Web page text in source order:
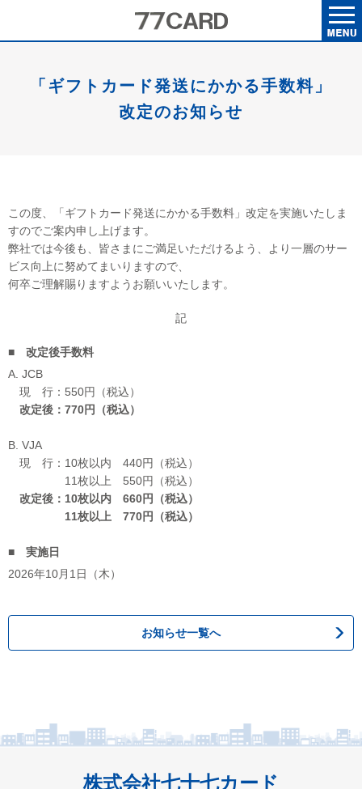
「ギフトカード発送にかかる手数料」
改定のお知らせ
この度、「ギフトカード発送にかかる手数料」改定を実施いたしま
すのでご案内申し上げます。
弊社では今後も、皆さまにご満足いただけるよう、より一層のサー
ビス向上に努めてまいりますので、
何卒ご理解賜りますようお願いいたします。
記
■ 改定後手数料
A. JCB
現 行：550円（税込）
改定後：770円（税込）
B. VJA
現 行：10枚以内 440円（税込）
11枚以上 550円（税込）
改定後：10枚以内 660円（税込）
11枚以上 770円（税込）
■ 実施日
2026年10月1日（木）
お知らせ一覧へ
株式会社七十七カード